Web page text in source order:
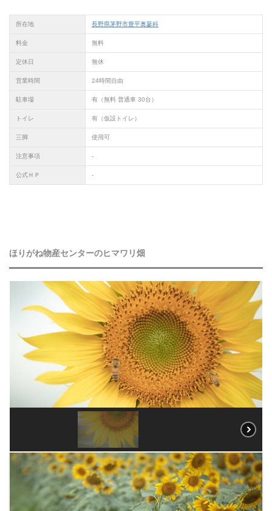
所在地 長野県茅野市豊平奥蓼科
料金 無料
定休日 無休
営業時間 24時間自由
駐車場 有（無料 普通車 30台）
トイレ 有（仮設トイレ）
三脚 使用可
注意事項 -
公式ＨＰ -
ほりがね物産センターのヒマワリ畑